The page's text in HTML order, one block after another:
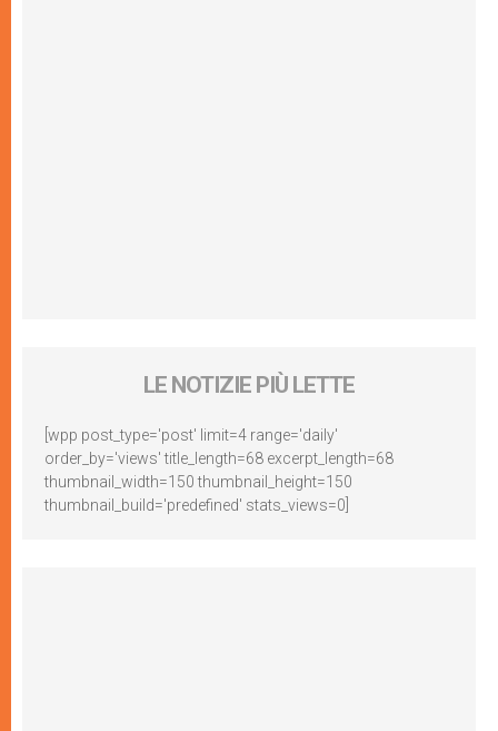
LE NOTIZIE PIÙ LETTE
[wpp post_type='post' limit=4 range='daily'
order_by='views' title_length=68 excerpt_length=68
thumbnail_width=150 thumbnail_height=150
thumbnail_build='predefined' stats_views=0]